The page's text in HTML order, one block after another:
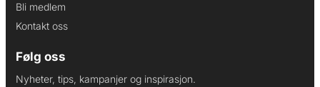
Bli medlem
Kontakt oss
Følg oss
Nyheter, tips, kampanjer og inspirasjon.